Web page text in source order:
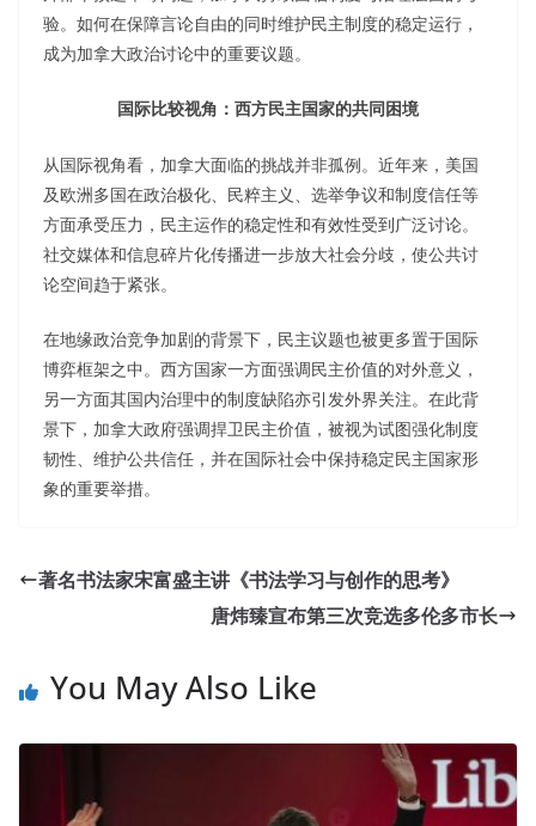
验。如何在保障言论自由的同时维护民主制度的稳定运行，
成为加拿大政治讨论中的重要议题。
国际比较视角：西方民主国家的共同困境
从国际视角看，加拿大面临的挑战并非孤例。近年来，美国
及欧洲多国在政治极化、民粹主义、选举争议和制度信任等
方面承受压力，民主运作的稳定性和有效性受到广泛讨论。
社交媒体和信息碎片化传播进一步放大社会分歧，使公共讨
论空间趋于紧张。
在地缘政治竞争加剧的背景下，民主议题也被更多置于国际
博弈框架之中。西方国家一方面强调民主价值的对外意义，
另一方面其国内治理中的制度缺陷亦引发外界关注。在此背
景下，加拿大政府强调捍卫民主价值，被视为试图强化制度
韧性、维护公共信任，并在国际社会中保持稳定民主国家形
象的重要举措。
著名书法家宋富盛主讲《书法学习与创作的思考》
唐炜臻宣布第三次竞选多伦多市长
You May Also Like